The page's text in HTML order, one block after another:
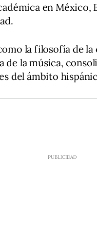
en México,
la filosofía de
la música,
del ámbito